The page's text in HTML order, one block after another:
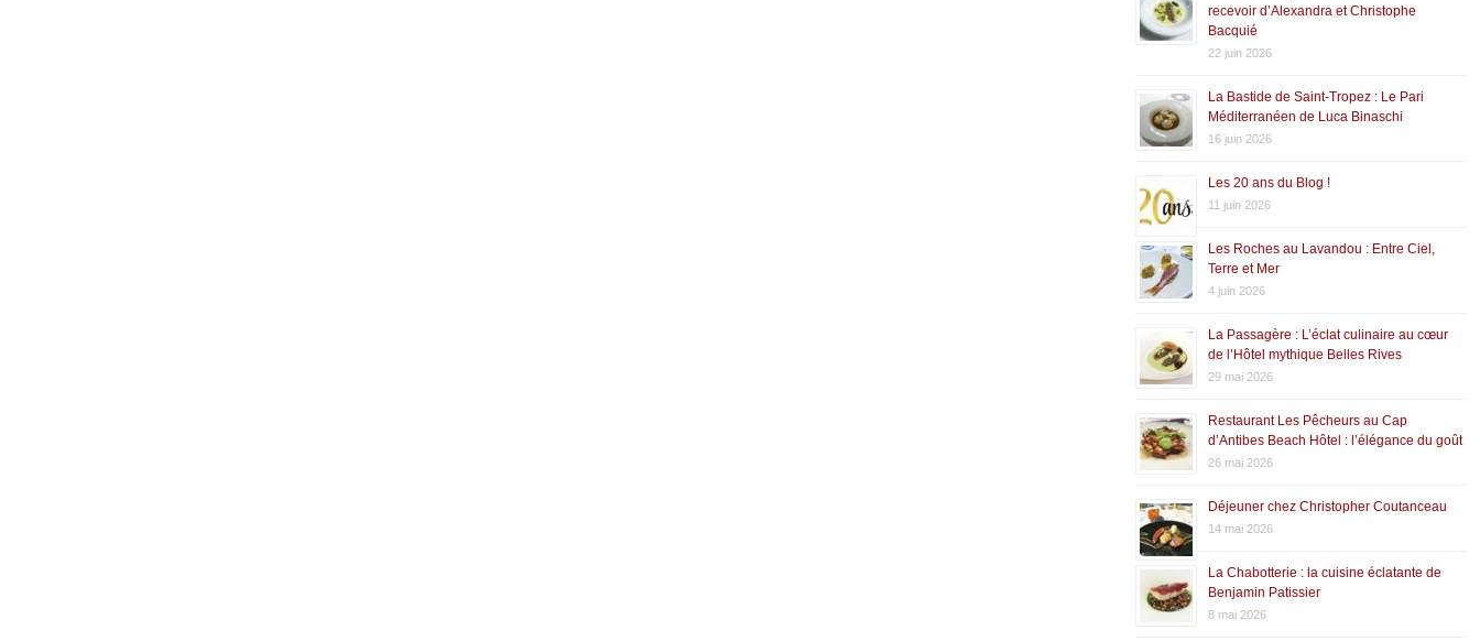
recevoir d’Alexandra et Christophe
Bacquié
22 juin 2026
La Bastide de Saint-Tropez : Le Pari
Méditerranéen de Luca Binaschi
16 juin 2026
Les 20 ans du Blog !
11 juin 2026
Les Roches au Lavandou : Entre Ciel,
Terre et Mer
4 juin 2026
La Passagère : L’éclat culinaire au cœur
de l’Hôtel mythique Belles Rives
29 mai 2026
Restaurant Les Pêcheurs au Cap
d’Antibes Beach Hôtel : l’élégance du goût
26 mai 2026
Déjeuner chez Christopher Coutanceau
14 mai 2026
La Chabotterie : la cuisine éclatante de
Benjamin Patissier
8 mai 2026